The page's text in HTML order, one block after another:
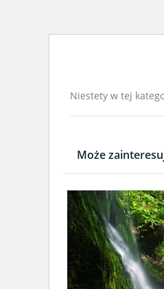
Niestety w tej
Może